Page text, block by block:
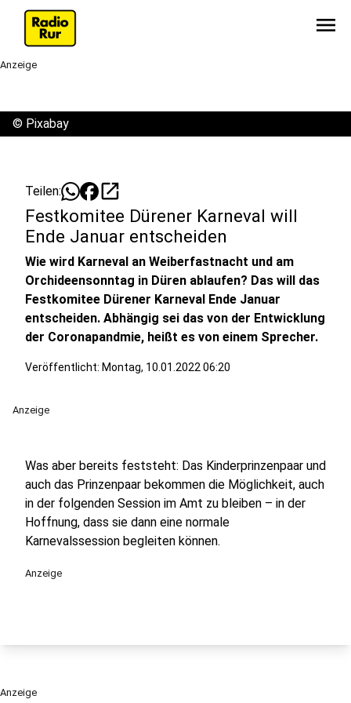
menu
Anzeige
© Pixabay
Teilen: open_in_new
Festkomitee Dürener Karneval will
Ende Januar entscheiden
Wie wird Karneval an Weiberfastnacht und am
Orchideensonntag in Düren ablaufen? Das will das
Festkomitee Dürener Karneval Ende Januar
entscheiden. Abhängig sei das von der Entwicklung
der Coronapandmie, heißt es von einem Sprecher.
Veröffentlicht: Montag, 10.01.2022 06:20
Anzeige
Was aber bereits feststeht: Das Kinderprinzenpaar und
auch das Prinzenpaar bekommen die Möglichkeit, auch
in der folgenden Session im Amt zu bleiben – in der
Hoffnung, dass sie dann eine normale
Karnevalssession begleiten können.
Anzeige
Anzeige